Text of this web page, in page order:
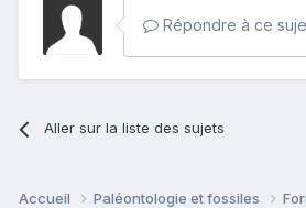
Répondre à ce
Aller sur la liste des sujets
Accueil Paléontologie et fossiles